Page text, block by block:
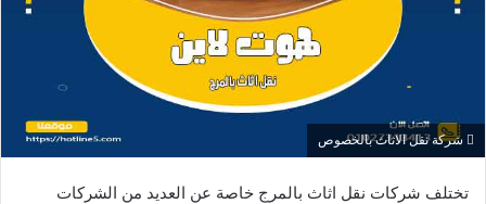
شركة نقل الاثاث بالخصوص
تختلف شركات نقل اثاث بالمرج خاصة عن العديد من الشركات